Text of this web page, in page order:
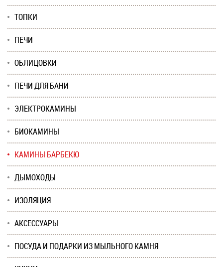
ТОПКИ
ПЕЧИ
ОБЛИЦОВКИ
ПЕЧИ ДЛЯ БАНИ
ЭЛЕКТРОКАМИНЫ
БИОКАМИНЫ
КАМИНЫ БАРБЕКЮ
ДЫМОХОДЫ
ИЗОЛЯЦИЯ
АКСЕССУАРЫ
ПОСУДА И ПОДАРКИ ИЗ МЫЛЬНОГО КАМНЯ